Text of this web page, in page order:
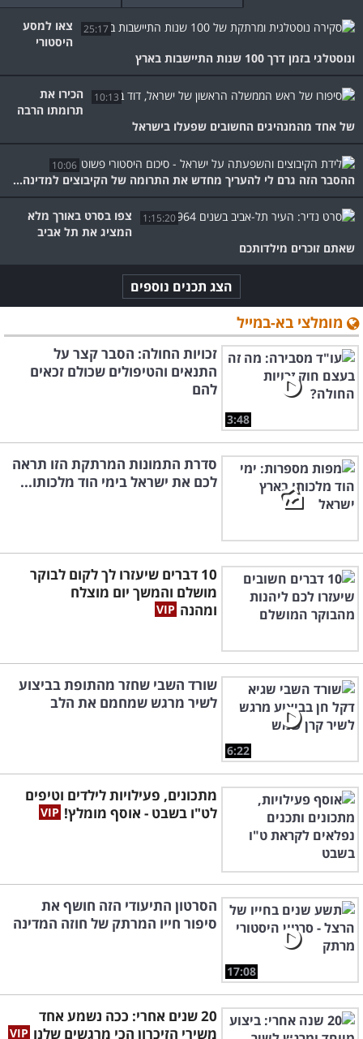
25:17
צאו למסע
היסטורי
ונוסטלגי בזמן דרך 100 שנות התיישבות בארץ
10:13
הכירו את
תרומתו הרבה
של אחד מהמנהיגים החשובים שפעלו בישראל
10:06
ההסבר הזה גרם לי להעריך מחדש את התרומה של הקיבוצים למדינה...
1:15:20
צפו בסרט באורך מלא
המציג את תל אביב
שאתם זוכרים מילדותכם
הצג תכנים נוספים
מומלצי בא-במייל
3:48
זכויות החולה: הסבר קצר על
התנאים והטיפולים שכולם זכאים
להם
סדרת התמונות המרתקת הזו תראה
לכם את ישראל בימי הוד מלכותו...
10 דברים שיעזרו לך לקום לבוקר
מושלם והמשך יום מוצלח
ומהנה
6:22
שורד השבי שחזר מהתופת בביצוע
לשיר מרגש שמחמם את הלב
מתכונים, פעילויות לילדים וטיפים
לט"ו בשבט - אוסף מומלץ!
17:08
הסרטון התיעודי הזה חושף את
סיפור חייו המרתק של חוזה המדינה
20 שנים אחרי: ככה נשמע אחד
משירי הזיכרון הכי מרגשים שלנו